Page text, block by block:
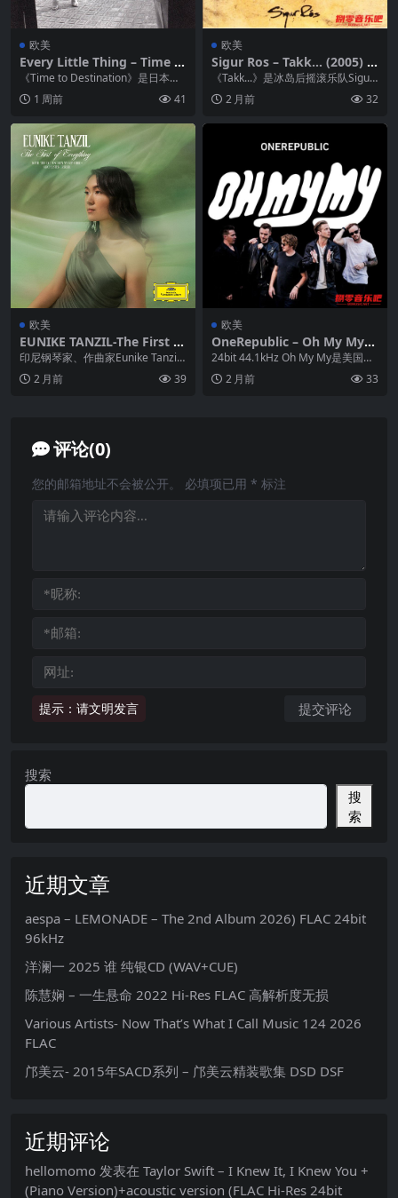
欧美
Every Little Thing – Time T
o Destination 1998 – FLAC
《Time to Destination》是日本流
行摇滚组合Every Litt...
1 周前 41
欧美
Sigur Ros – Takk… (2005) F
LAC
《Takk...》是冰岛后摇滚乐队Sigur
Rós于2005年发行的第四张录音...
2 月前 32
欧美
EUNIKE TANZIL-The First of
Everything 2025-09-12 FLA
C 96kHz 24bit qobuz
印尼钢琴家、作曲家Eunike Tanzil
生于1998年，毕业于伯克利音乐学
院...2 月前 39
欧美
OneRepublic – Oh My My
(2006) Hi-Res FLAC
24bit 44.1kHz Oh My My是美国流
行摇滚乐队OneRepubl...
2 月前 33
评论(0)
提示：请文明发言
您的邮箱地址不会被公开。 必填项已用 * 标注
搜索
搜
索
近期文章
aespa – LEMONADE – The 2nd Album 2026) FLAC 24bit
96kHz
洋澜一 2025 谁 纯银CD (WAV+CUE)
陈慧娴 – 一生悬命 2022 Hi-Res FLAC 高解析度无损
Various Artists- Now That’s What I Call Music 124 2026
FLAC
邝美云- 2015年SACD系列 – 邝美云精装歌集 DSD DSF
近期评论
hellomomo 发表在 Taylor Swift – I Knew It, I Knew You +
(Piano Version)+acoustic version (FLAC Hi-Res 24bit